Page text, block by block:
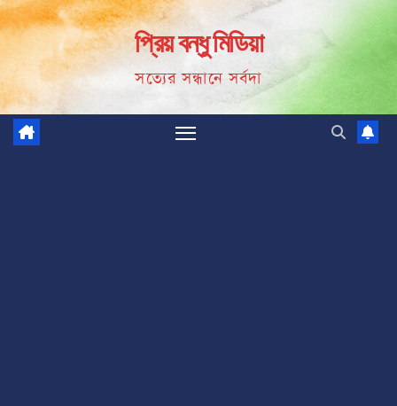
Skip
to
content
প্রিয় বন্ধু মিডিয়া
সত্যের সন্ধানে সর্বদা